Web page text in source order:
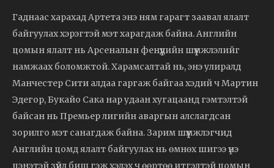
Гаднаас харахад Артета энэ ням гарагт заавал ялалт
байгуулах хэрэгтэй мэт харагдаж байна. Английн
цомын ялалт нь Арсеналын фенүүдийн шүүмжлэлийг
намжаах боломжтой. Харамсалтай нь, энэ улиралд
Манчестер Сити алдаа гаргаж байгаа хэдий ч Мартин
Эдегор, Букайо Сака нар удаан хугацаанд гэмтэлтэй
байсан нь Премьер лигийн аваргын алслагдсан
зорилго мэт санагдаж байна. Зарим шүүмжлэгчид
Английн цомд ялалт байгуулах нь өмнөх шигээ үнэ
цэнэтэй зүйл биш гэж хэлэх ч өөртөө итгэлтэй цомын